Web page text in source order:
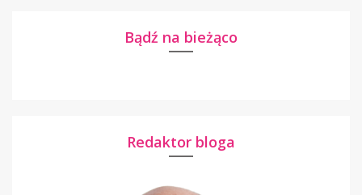
Bądź na bieżąco
Redaktor bloga